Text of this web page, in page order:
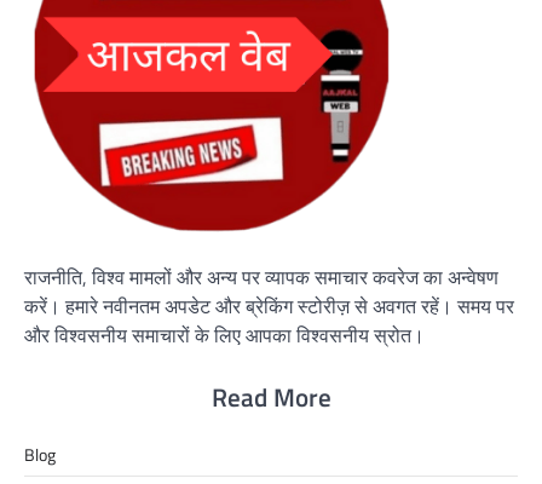
राजनीति, विश्व मामलों और अन्य पर व्यापक समाचार कवरेज का अन्वेषण
करें। हमारे नवीनतम अपडेट और ब्रेकिंग स्टोरीज़ से अवगत रहें। समय पर
और विश्वसनीय समाचारों के लिए आपका विश्वसनीय स्रोत।
Read More
Blog